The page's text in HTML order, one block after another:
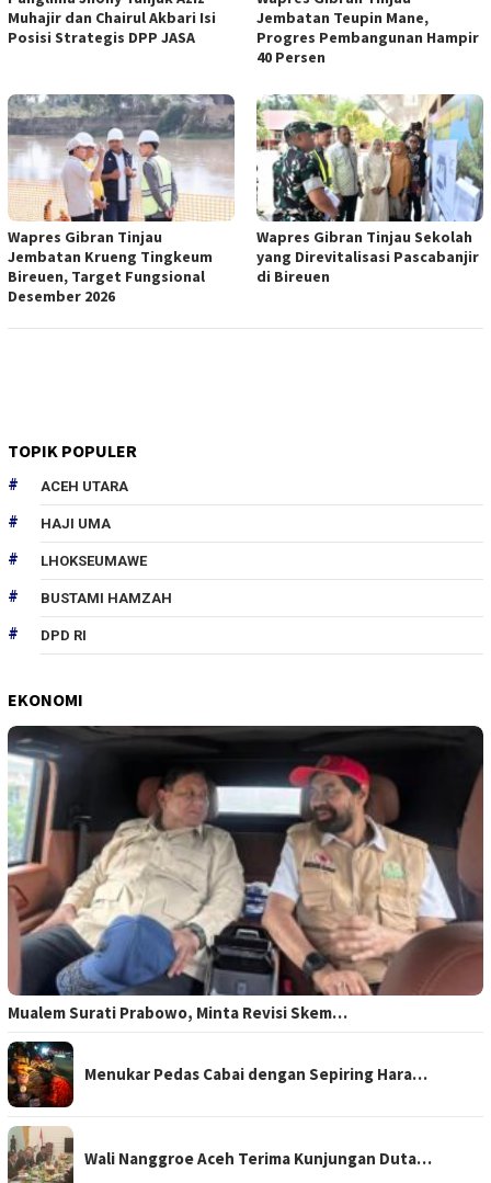
Muhajir dan Chairul Akbari Isi
Posisi Strategis DPP JASA
Jembatan Teupin Mane,
Progres Pembangunan Hampir
40 Persen
Wapres Gibran Tinjau
Jembatan Krueng Tingkeum
Bireuen, Target Fungsional
Desember 2026
Wapres Gibran Tinjau Sekolah
yang Direvitalisasi Pascabanjir
di Bireuen
TOPIK POPULER
ACEH UTARA
HAJI UMA
LHOKSEUMAWE
BUSTAMI HAMZAH
DPD RI
EKONOMI
Mualem Surati Prabowo, Minta Revisi Skem…
Menukar Pedas Cabai dengan Sepiring Hara…
Wali Nanggroe Aceh Terima Kunjungan Duta…